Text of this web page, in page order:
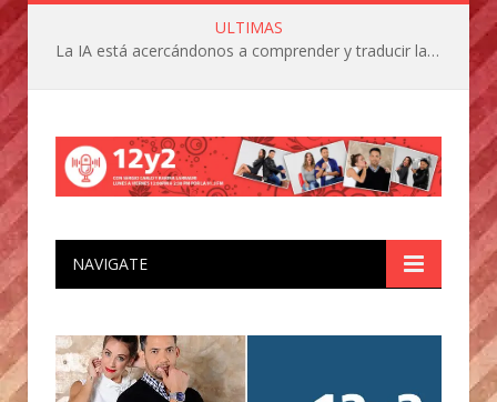
ULTIMAS
La IA está acercándonos a comprender y traducir las vocalizaciones y comportamientos de nuestras mascotas
NAVIGATE